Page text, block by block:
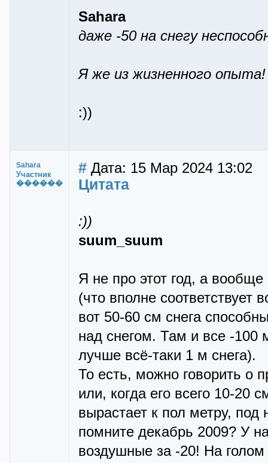
Sahara
даже -50 на снегу
Я же из жизненного опыта!
:))
Sahara
Участник
������
# Дата: 15 Мар 2024 13:02
Цитата
:))
suum_suum
Я не про этот год, а
(что вполне соответствует
вот 50-60 см снега
над снегом. Там и все -100
лучше всё-таки 1 м снега).
То есть, можно говорить о
или, когда его всего 10-20
вырастает к пол метру, под
помните декабрь 2009? У
воздушные за -20! На голом